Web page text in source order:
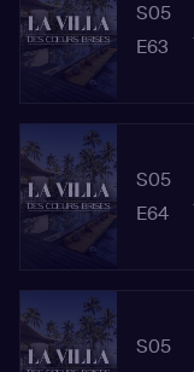
S05
E63
S05
E64
S05